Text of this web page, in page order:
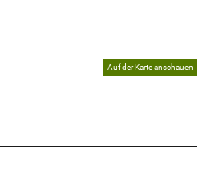
Auf der Karte anschauen